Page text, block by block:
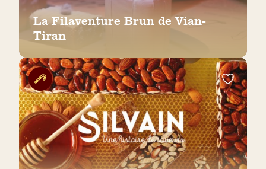
La Filaventure Brun de Vian-
Tiran